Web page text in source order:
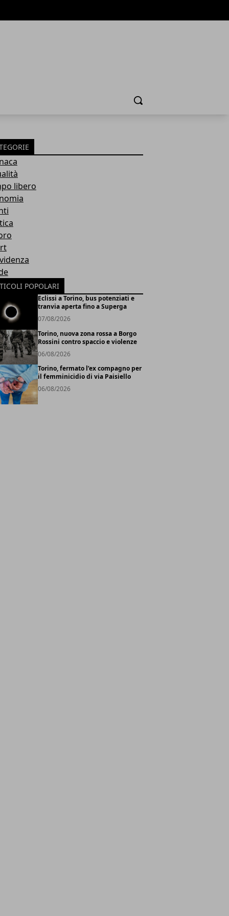
Cerca
libero
POPOLARI
Eclissi a Torino, bus potenziati e
tranvia aperta fino a Superga
07/08/2026
Torino, nuova zona rossa a Borgo
Rossini contro spaccio e violenze
06/08/2026
Torino, fermato l’ex compagno per
il femminicidio di via Paisiello
06/08/2026